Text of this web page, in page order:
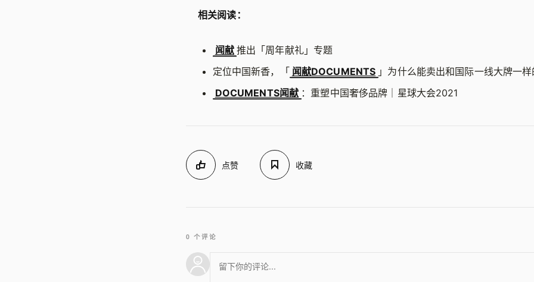
相关阅读：
闻献 推出「周年献礼」专题
定位中国新香，「 闻献DOCUMENTS 」为什么能卖出和国际一线大牌一
DOCUMENTS闻献 ：重塑中国奢侈品牌｜星球大会2021
点赞 收藏
0 个评论